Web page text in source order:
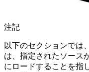
注記
以下のセクションでは
は、指定されたソース
にロードすることを指